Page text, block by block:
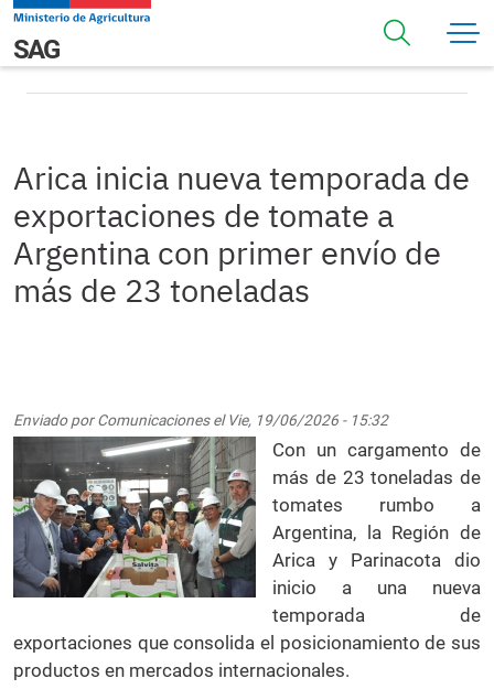
Pasar al contenido principal
Navegación principal
SAGArica inicia nueva temporada de exportaciones de tomate
a Argentina con primer envío de más de 23 toneladas
Arica inicia nueva temporada de
exportaciones de tomate a
Argentina con primer envío de
más de 23 toneladas
Enviado porComunicacioneselVie, 19/06/2026 - 15:32
Con un cargamento de
más de 23 toneladas de
tomates rumbo a
Argentina, la Región de
Arica y Parinacota dio
inicio a una nueva
temporada de
exportaciones que consolida el posicionamiento de sus
productos en mercados internacionales.